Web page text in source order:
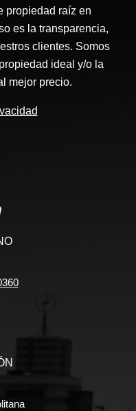
propiedad raíz en
es la transparencia,
clientes. Somos
ideal y/o la
mejor precio.